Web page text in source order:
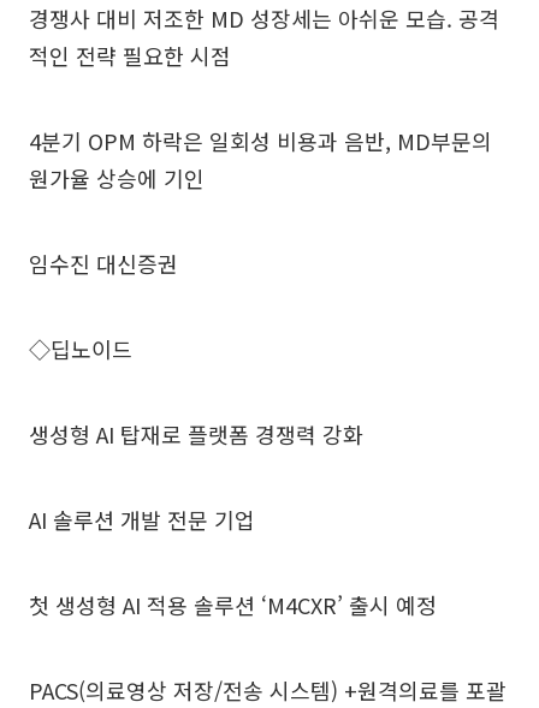
경쟁사 대비 저조한 MD 성장세는 아쉬운 모습. 공격
적인 전략 필요한 시점
4분기 OPM 하락은 일회성 비용과 음반, MD부문의
원가율 상승에 기인
임수진 대신증권
◇딥노이드
생성형 AI 탑재로 플랫폼 경쟁력 강화
AI 솔루션 개발 전문 기업
첫 생성형 AI 적용 솔루션 ‘M4CXR’ 출시 예정
PACS(의료영상 저장/전송 시스템) +원격의료를 포괄